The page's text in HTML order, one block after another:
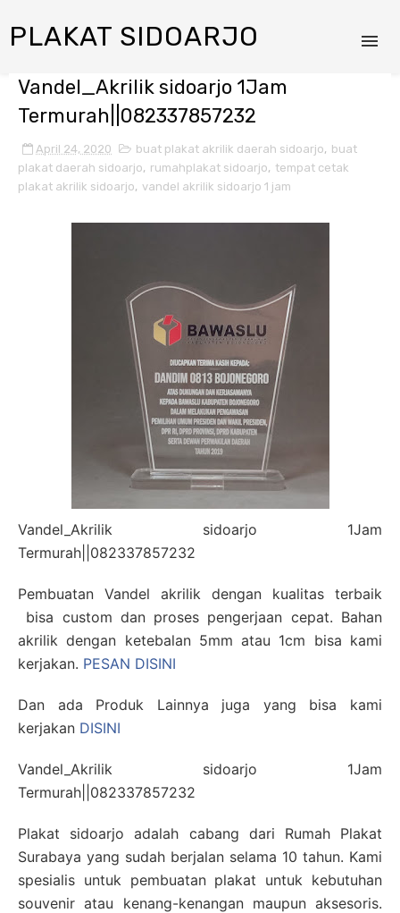
PLAKAT SIDOARJO
Vandel_Akrilik sidoarjo 1Jam
Termurah||082337857232
April 24, 2020 buat plakat akrilik daerah sidoarjo, buat
plakat daerah sidoarjo, rumahplakat sidoarjo, tempat cetak
plakat akrilik sidoarjo, vandel akrilik sidoarjo 1 jam
Vandel_Akrilik sidoarjo 1Jam
Termurah||082337857232
Pembuatan Vandel akrilik dengan kualitas terbaik
bisa custom dan proses pengerjaan cepat. Bahan
akrilik dengan ketebalan 5mm atau 1cm bisa kami
kerjakan. PESAN DISINI
Dan ada Produk Lainnya juga yang bisa kami
kerjakan DISINI
Vandel_Akrilik sidoarjo 1Jam
Termurah||082337857232
Plakat sidoarjo adalah cabang dari Rumah Plakat
Surabaya yang sudah berjalan selama 10 tahun. Kami
spesialis untuk pembuatan plakat untuk kebutuhan
souvenir atau kenang-kenangan maupun aksesoris.